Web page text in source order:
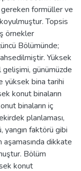
gereken formüller ve
Topsis
örnekler
Bölümünde;
Yüksek
gelişimi, günümüzde
yüksek bina tarihi
konut binaların
binaların iç
planlaması,
yangın faktörü gibi
aşamasında dikkate
Bölüm
konut